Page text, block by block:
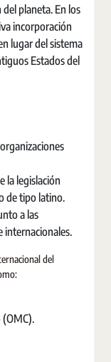
planeta. En los
incorporación
lugar del sistema
Estados del
la legislación
de tipo latino.
a las
internacionales.
del